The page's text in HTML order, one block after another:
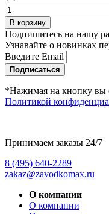
В корзину
Подпишитесь на нашу
Узнавайте о новинках
Введите Email
Подписаться
*Нажимая на кнопку вы
Политикой
Принимаем заказы 24/7
8 (495) 640-2289
zakaz@zavodkomax.ru
О компании
О компании